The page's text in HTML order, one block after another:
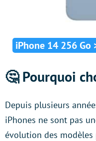
iPhone 14 256 Go
🤔Pourquoi
Depuis plusieurs
iPhones ne sont pas
évolution des modèles